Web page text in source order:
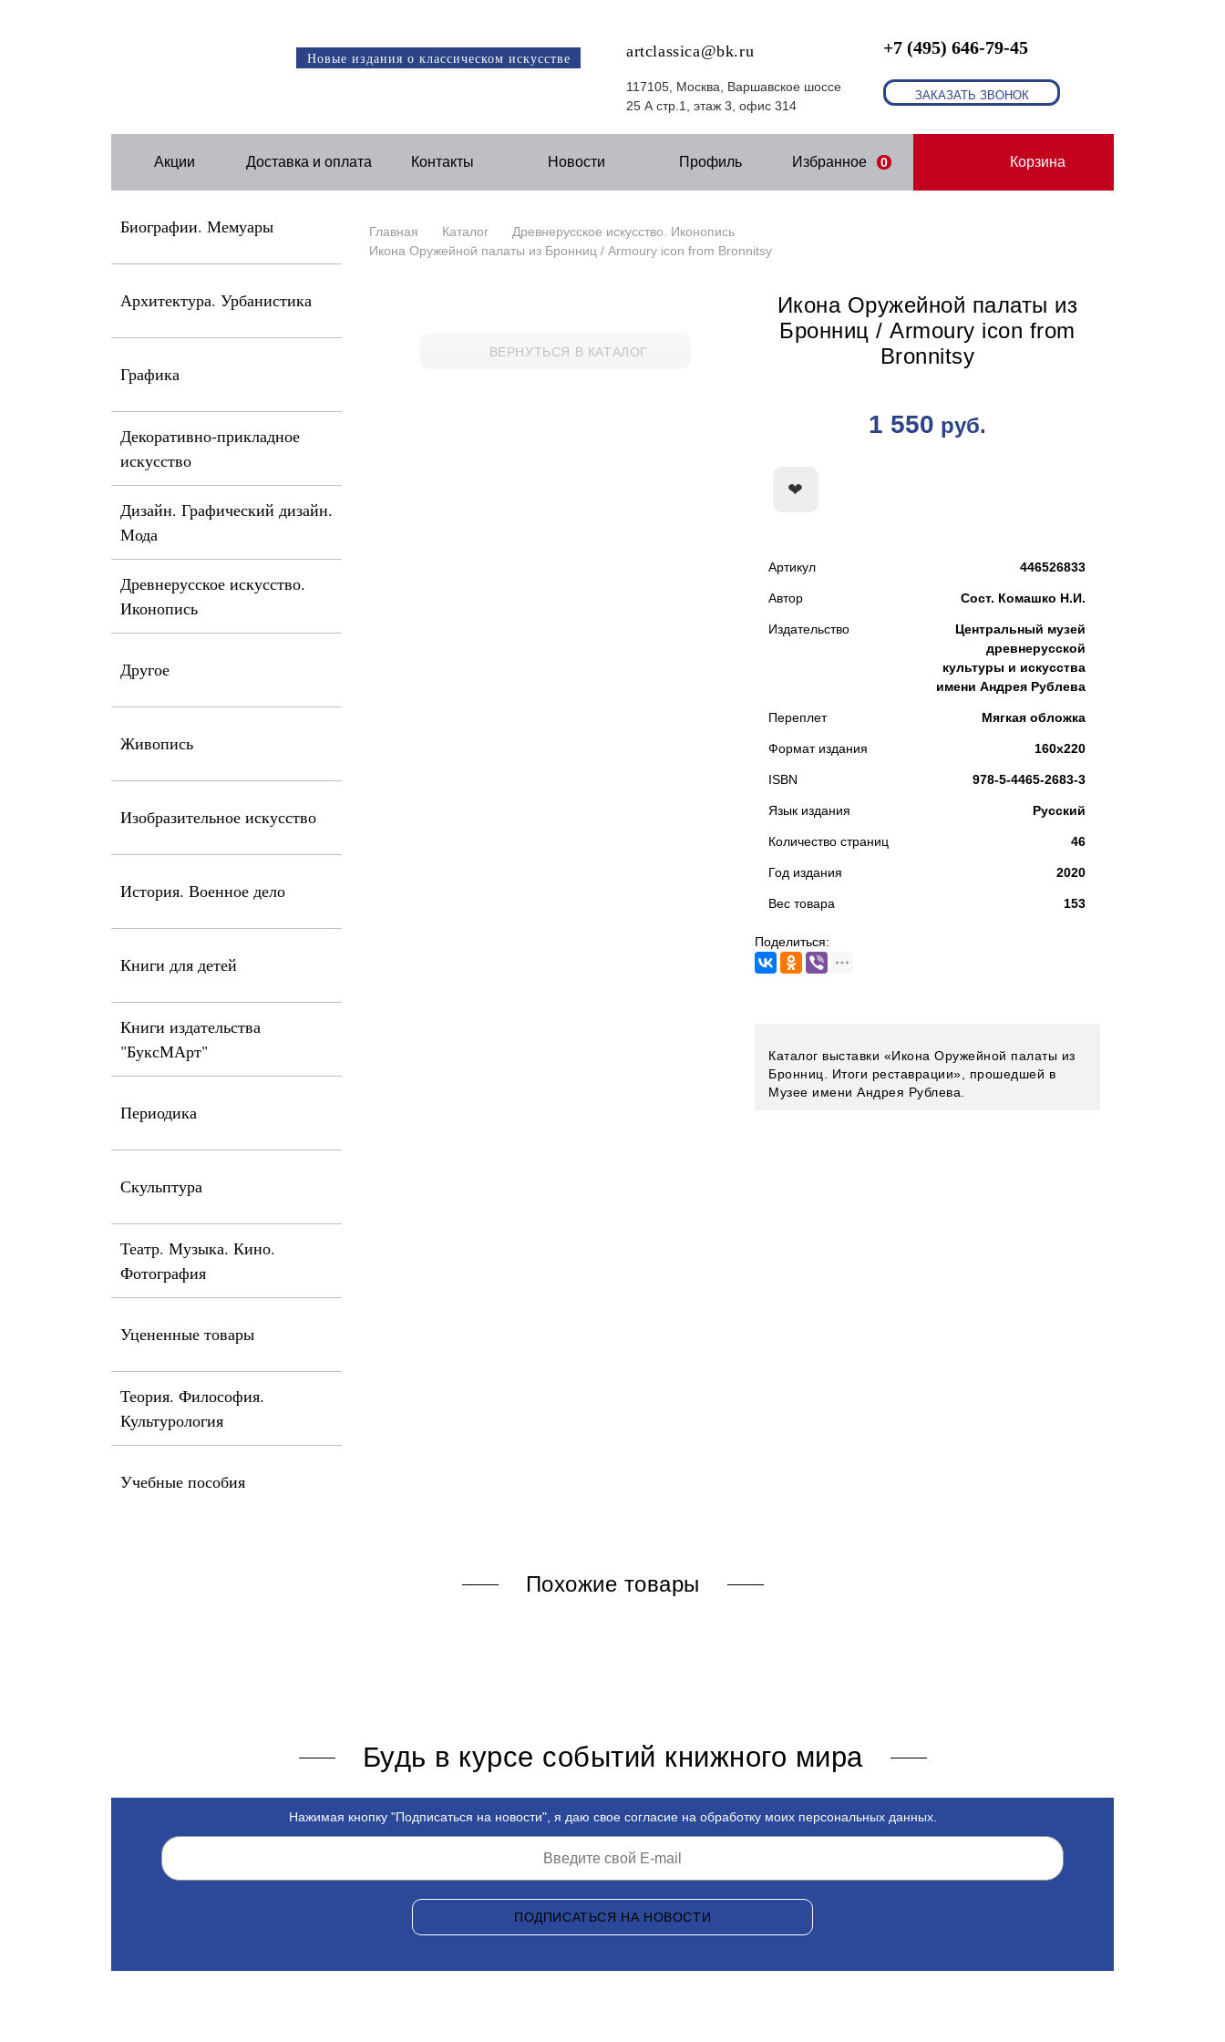
Новые издания о классическом искусстве artclassica@bk.ru
117105, Москва, Варшавское шоссе
25 А стр.1, этаж 3, офис 314
+7 (495) 646-79-45
ЗАКАЗАТЬ ЗВОНОК
Акции Доставка и оплата Контакты Новости Профиль Избранное 0 Корзина
Биографии. Мемуары
Архитектура. Урбанистика
Графика
Декоративно-прикладное
искусство
Дизайн. Графический дизайн.
Мода
Древнерусское искусство.
Иконопись
Другое
Живопись
Изобразительное искусство
История. Военное дело
Книги для детей
Книги издательства
"БуксМАрт"
Периодика
Скульптура
Театр. Музыка. Кино.
Фотография
Уцененные товары
Теория. Философия.
Культурология
Учебные пособия
Главная Каталог
Древнерусское искусство. Иконопись
Икона Оружейной палаты из Бронниц / Armoury icon from Bronnitsy
ВЕРНУТЬСЯ В КАТАЛОГ
Икона Оружейной палаты из
Бронниц / Armoury icon from
Bronnitsy
1 550 руб.
Артикул 446526833
Автор Сост. Комашко Н.И.
Издательство
Центральный музей
древнерусской
культуры и искусства
имени Андрея Рублева
Переплет Мягкая обложка
Формат издания 160х220
ISBN 978-5-4465-2683-3
Язык издания Русский
Количество страниц 46
Год издания 2020
Вес товара 153
Поделиться:
Каталог выставки «Икона Оружейной палаты из
Бронниц. Итоги реставрации», прошедшей в
Музее имени Андрея Рублева.
Похожие товары
Будь в курсе событий книжного мира
Нажимая кнопку "Подписаться на новости", я даю свое согласие на обработку моих персональных данных.
ПОДПИСАТЬСЯ НА НОВОСТИ